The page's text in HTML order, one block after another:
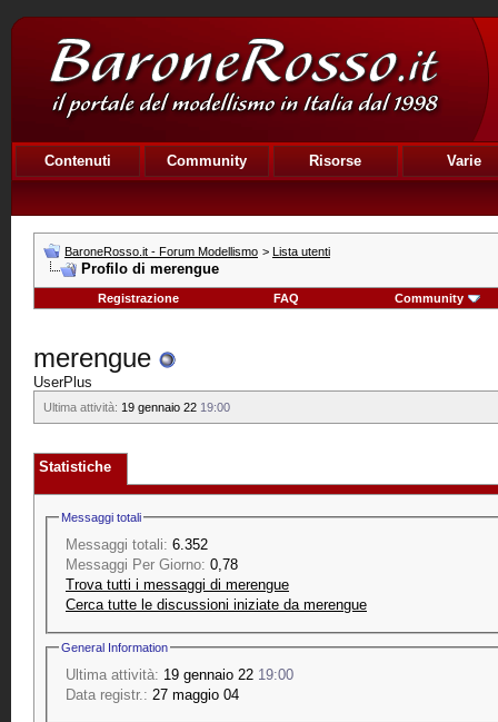
Contenuti Community Risorse Varie
BaroneRosso.it - Forum Modellismo > Lista utenti
Profilo di merengue
Registrazione FAQ Community
merengue
UserPlus
Ultima attività: 19 gennaio 22 19:00
Statistiche
Messaggi totali
Messaggi totali: 6.352
Messaggi Per Giorno: 0,78
Trova tutti i messaggi di merengue
Cerca tutte le discussioni iniziate da merengue
General Information
Ultima attività: 19 gennaio 22 19:00
Data registr.: 27 maggio 04